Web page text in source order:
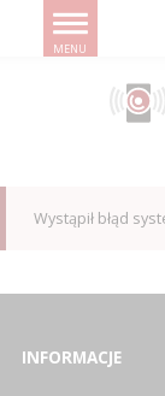
MENU
Wystąpił błąd
INFORMACJE